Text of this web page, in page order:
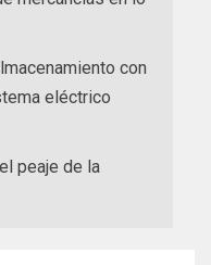
con
eléctrico
peaje de la